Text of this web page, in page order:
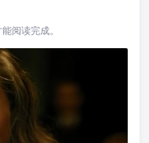
阅读完成。